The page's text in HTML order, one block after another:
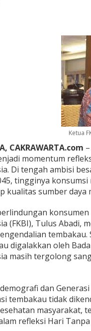
o
k
o
k
,
T
l
u
s
A
b
a
G
e
n
r
Ketua
CAKRAWARTA.com
momentum
Di tengah ambisi
tingginya
kualitas sumber daya
(FKBI), Tulus Abadi,
digalakkan oleh
masih tergolong
dan
tembakau tidak
masyarakat,
refleksi Hari